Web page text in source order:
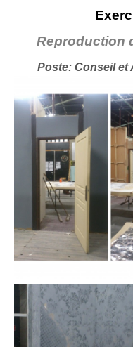
Reproduction
Poste: Conseil et